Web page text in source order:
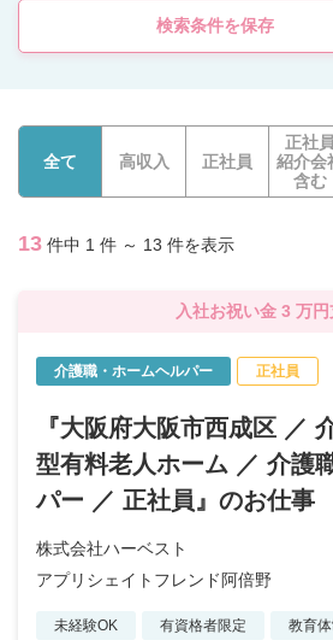
検索条件を保存
全て 高収入 正社員
正社員
紹介会
含む
13 件中 1 件 ～ 13 件を表示
入社お祝い金 3 万
介護職・ホームヘルパー 正社員
『大阪府大阪市西成区 ／
型有料老人ホーム ／ 介護
パー ／ 正社員』のお仕事
株式会社ハーベスト
アプリシェイトフレンド阿倍野
未経験OK 有資格者限定 教育